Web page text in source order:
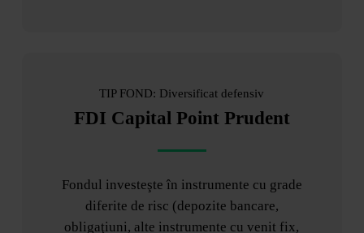
TIP FOND: Diversificat defensiv
FDI Capital Point Prudent
Fondul investeşte în instrumente cu grade
diferite de risc (depozite bancare,
obligaţiuni, alte instrumente cu venit fix,